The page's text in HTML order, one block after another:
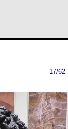
17/62